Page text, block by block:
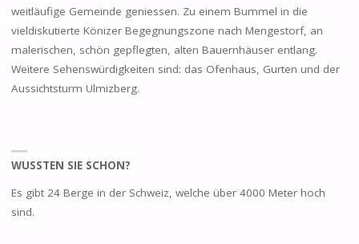
weitläufige Gemeinde geniessen. Zu einem Bummel in die
vieldiskutierte Könizer Begegnungszone nach Mengestorf, an
malerischen, schön gepflegten, alten Bauernhäuser entlang.
Weitere Sehenswürdigkeiten sind: das Ofenhaus, Gurten und der
Aussichtsturm Ulmizberg.
WUSSTEN SIE SCHON?
Es gibt 24 Berge in der Schweiz, welche über 4000 Meter hoch
sind.